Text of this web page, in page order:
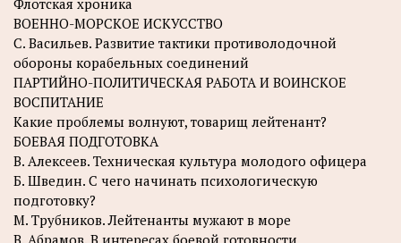
Флотская хроника
ВОЕННО-МОРСКОЕ ИСКУССТВО
C. Васильев. Развитие тактики противолодочной
обороны корабельных соединений
ПАРТИЙНО-ПОЛИТИЧЕСКАЯ РАБОТА И ВОИНСКОЕ
ВОСПИТАНИЕ
Какие проблемы волнуют, товарищ лейтенант?
БОЕВАЯ ПОДГОТОВКА
В. Алексеев. Техническая культура молодого офицера
Б. Шведин. С чего начинать психологическую
подготовку?
М. Трубников. Лейтенанты мужают в море